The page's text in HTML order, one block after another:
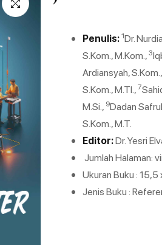
Penulis:1Dr.
S.Kom., M.Kom.,3
Ardiansyah,
S.Kom., M.TI.,7
M.Si., 9Dadan
S.Kom., M.T.
Editor:Dr. Yesri
Jumlah Halaman:
Ukuran Buku : 15,5
Jenis Buku :